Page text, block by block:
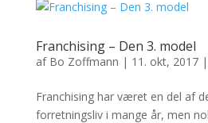
Franchising – Den 3. model
af Bo Zoffmann | 11. okt, 2017|
Franchising har været en del af
forretningsliv i mange år, men